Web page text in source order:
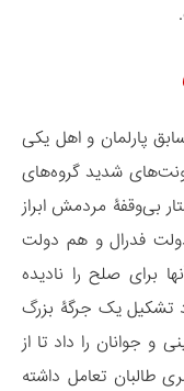
پارلمان و اهل یکی
شدید گروه‌های
بی‌وقفۀ مردمش ابراز
دولت فدرال و هم دولت
برای صلح را نادیده
تشکیل یک جرگۀ بزرگ
و جوانان را داد تا از
طالبان تعامل داشته